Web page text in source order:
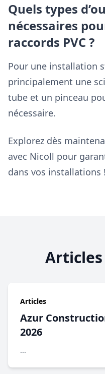
Quels types
nécessaires
raccords PVC ?
Pour une installation
principalement une
tube et un pinceau
nécessaire.
Explorez dès
avec Nicoll pour
dans vos installations !
Articles
Azur
2026
...